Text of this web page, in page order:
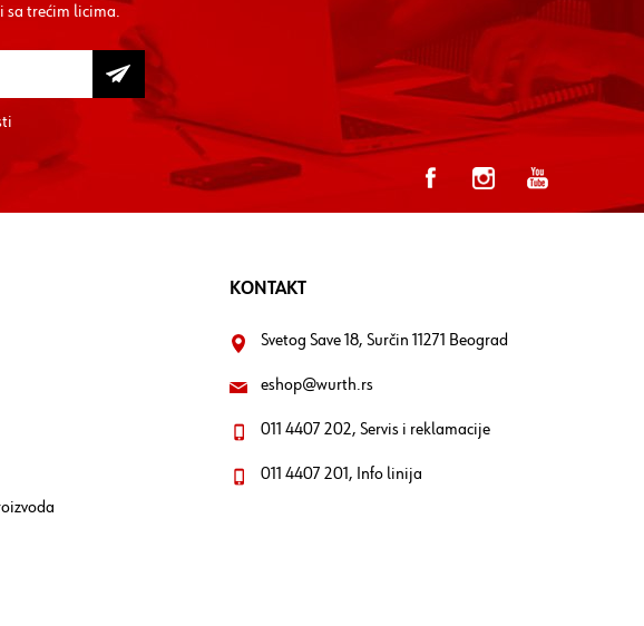
sa trećim licima.
KONTAKT
Svetog Save 18, Surčin 11271 Beograd
eshop@wurth.rs
011 4407 202, Servis i reklamacije
011 4407 201, Info linija